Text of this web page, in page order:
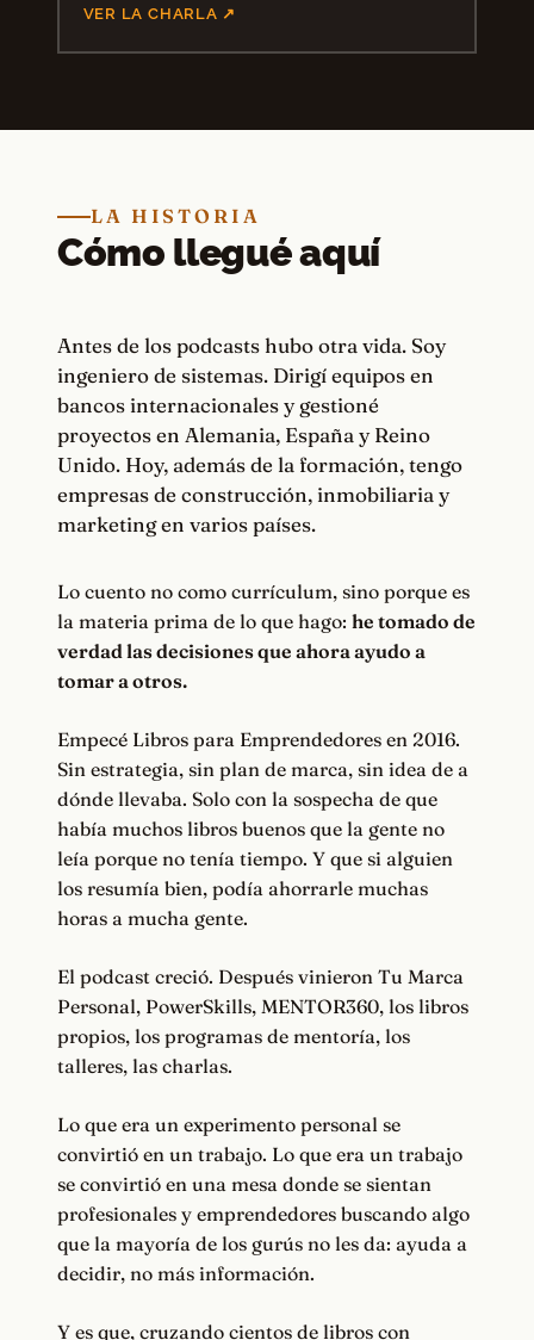
VER LA CHARLA ↗
LA HISTORIA
Cómo llegué aquí
Antes de los podcasts hubo otra vida. Soy
ingeniero de sistemas. Dirigí equipos en
bancos internacionales y gestioné
proyectos en Alemania, España y Reino
Unido. Hoy, además de la formación, tengo
empresas de construcción, inmobiliaria y
marketing en varios países.
Lo cuento no como currículum, sino porque es
la materia prima de lo que hago: he tomado de
verdad las decisiones que ahora ayudo a
tomar a otros.
Empecé Libros para Emprendedores en 2016.
Sin estrategia, sin plan de marca, sin idea de a
dónde llevaba. Solo con la sospecha de que
había muchos libros buenos que la gente no
leía porque no tenía tiempo. Y que si alguien
los resumía bien, podía ahorrarle muchas
horas a mucha gente.
El podcast creció. Después vinieron Tu Marca
Personal, PowerSkills, MENTOR360, los libros
propios, los programas de mentoría, los
talleres, las charlas.
Lo que era un experimento personal se
convirtió en un trabajo. Lo que era un trabajo
se convirtió en una mesa donde se sientan
profesionales y emprendedores buscando algo
que la mayoría de los gurús no les da: ayuda a
decidir, no más información.
Y es que, cruzando cientos de libros con